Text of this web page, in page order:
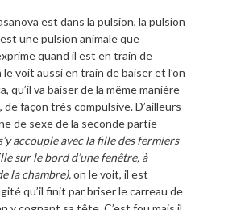
est dans la pulsion, la pulsion
une pulsion animale que
quand il est en train de
le voit aussi en train de baiser et l’on
qu’il va baiser de la même manière
de façon très compulsive. D’ailleurs
de sexe de la seconde partie
accouple avec la fille des fermiers
sur le bord d’une fenêtre, à
la chambre),on le voit, il est
qu’il finit par briser le carreau de